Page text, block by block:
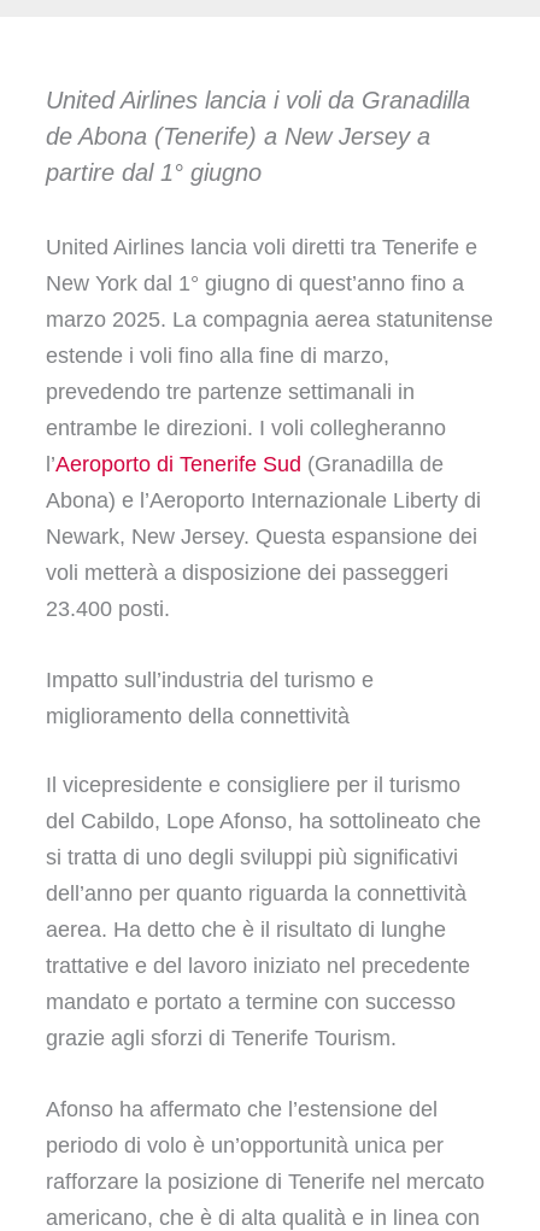
United Airlines lancia i voli da Granadilla
de Abona (Tenerife) a New Jersey a
partire dal 1° giugno
United Airlines lancia voli diretti tra Tenerife e
New York dal 1° giugno di quest’anno fino a
marzo 2025. La compagnia aerea statunitense
estende i voli fino alla fine di marzo,
prevedendo tre partenze settimanali in
entrambe le direzioni. I voli collegheranno
l’Aeroporto di Tenerife Sud (Granadilla de
Abona) e l’Aeroporto Internazionale Liberty di
Newark, New Jersey. Questa espansione dei
voli metterà a disposizione dei passeggeri
23.400 posti.
Impatto sull’industria del turismo e
miglioramento della connettività
Il vicepresidente e consigliere per il turismo
del Cabildo, Lope Afonso, ha sottolineato che
si tratta di uno degli sviluppi più significativi
dell’anno per quanto riguarda la connettività
aerea. Ha detto che è il risultato di lunghe
trattative e del lavoro iniziato nel precedente
mandato e portato a termine con successo
grazie agli sforzi di Tenerife Tourism.
Afonso ha affermato che l’estensione del
periodo di volo è un’opportunità unica per
rafforzare la posizione di Tenerife nel mercato
americano, che è di alta qualità e in linea con